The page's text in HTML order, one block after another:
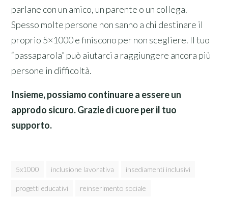
parlane con un amico, un parente o un collega.
Spesso molte persone non sanno a chi destinare il
proprio 5×1000 e finiscono per non scegliere. Il tuo
“passaparola” può aiutarci a raggiungere ancora più
persone in difficoltà.
Insieme, possiamo continuare a essere un
approdo sicuro. Grazie di cuore per il tuo
supporto.
5x1000 inclusione lavorativa insediamenti inclusivi
progetti educativi reinserimento sociale